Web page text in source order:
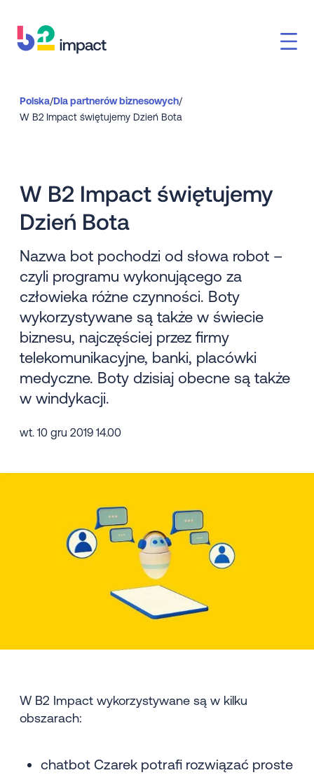
Polska/Dla partnerów biznesowych/
W B2 Impact świętujemy Dzień Bota
W B2 Impact świętujemy
Dzień Bota
Nazwa bot pochodzi od słowa robot –
czyli programu wykonującego za
człowieka różne czynności. Boty
wykorzystywane są także w świecie
biznesu, najczęściej przez firmy
telekomunikacyjne, banki, placówki
medyczne. Boty dzisiaj obecne są także
w windykacji.
wt. 10 gru 2019 14.00
W B2 Impact wykorzystywane są w kilku
obszarach:
chatbot Czarek potrafi rozwiązać proste